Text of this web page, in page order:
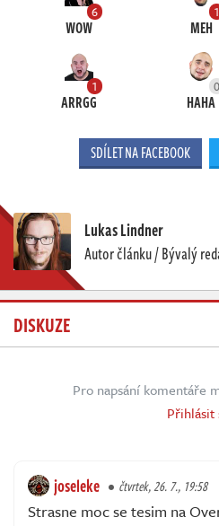
6
WOW
1
MEH
1
ARRGG
0
HAHA
SDÍLET NA FACEBOOK
Lukas Lindner
Autor článku / Bývalý
DISKUZE
Pro napsání komentáře
Přihlásit
joseleke čtvrtek, 26. 7., 19:58
Strasne moc se tesim na